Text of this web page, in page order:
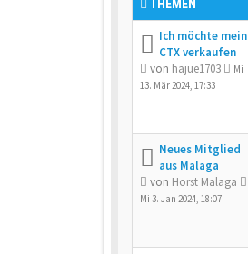
THEMEN
Ich möchte mein
CTX verkaufen
von hajue1703
Mi
13. Mär 2024, 17:33
Neues Mitglied
aus Malaga
von Horst Malaga
Mi 3. Jan 2024, 18:07